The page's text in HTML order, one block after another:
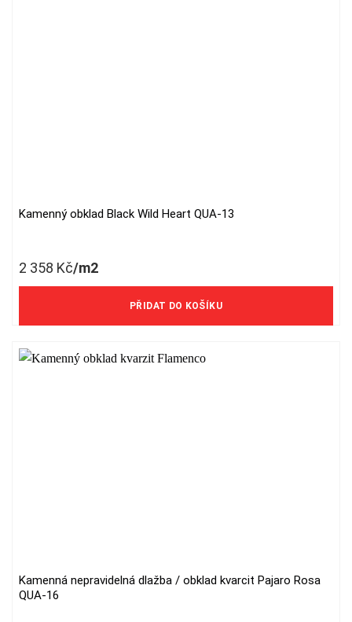
Kamenný obklad Black Wild Heart QUA-13
2 358 Kč/m2
1 949 Kč/m2 bez DPH
PŘIDAT DO KOŠÍKU
Kamenná nepravidelná dlažba / obklad kvarcit Pajaro Rosa
QUA-16